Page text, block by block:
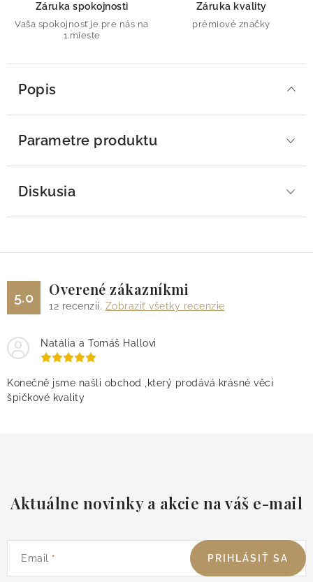
Záruka spokojnosti
Vaša spokojnosť je pre nás na
1.mieste
Záruka kvality
prémiové značky
Popis
Parametre produktu
Diskusia
5.0 Overené zákazníkmi
12 recenzií. Zobraziť všetky recenzie
Natália a Tomáš Hallovi
Konečně jsme našli obchod ,který prodává krásné věci
špičkové kvality
Aktuálne novinky a akcie na váš e-mail
Email PRIHLÁSIŤ SA